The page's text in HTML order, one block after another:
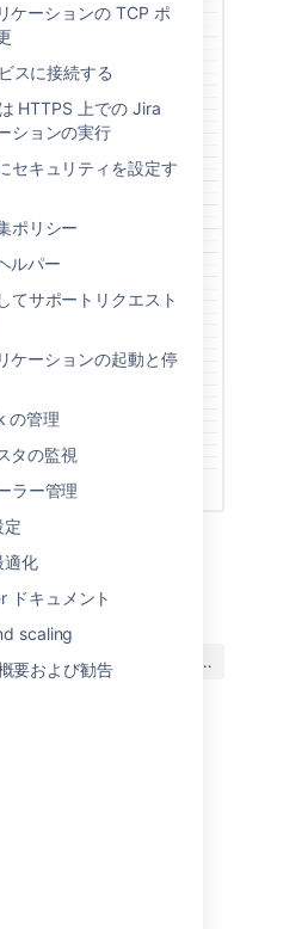
ケーションの TCP ポ
スに接続する
HTTPS 上での Jira
ションの実行
セキュリティを設定す
ポリシー
ルパー
てサポートリクエスト
ケーションの起動と停
の管理
タの監視
ラー管理
定
適化
ドキュメント
scaling
要および勧告
10 月 6 日
ちました
いいえ